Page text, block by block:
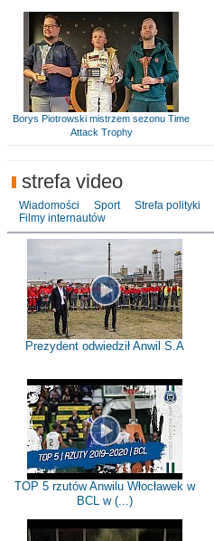
Borys Piotrowski mistrzem sezonu Time
Attack Trophy
strefa video
Wiadomości Sport Strefa polityki
Filmy internautów
Prezydent odwiedził Anwil S.A
TOP 5 rzutów Anwilu Włocławek w
BCL w (...)